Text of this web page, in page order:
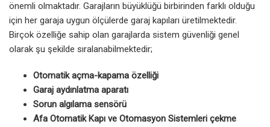
önemli olmaktadır. Garajların büyüklüğü birbirinden farklı olduğu
için her garaja uygun ölçülerde garaj kapıları üretilmektedir.
Birçok özelliğe sahip olan garajlarda sistem güvenliği genel
olarak şu şekilde sıralanabilmektedir;
Otomatik açma-kapama özelliği
Garaj aydınlatma aparatı
Sorun algılama sensörü
Afa Otomatik Kapı ve Otomasyon Sistemleri çekme